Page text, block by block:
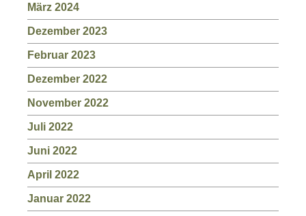
März 2024
Dezember 2023
Februar 2023
Dezember 2022
November 2022
Juli 2022
Juni 2022
April 2022
Januar 2022